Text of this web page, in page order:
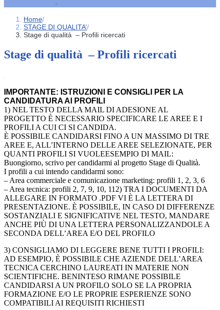
Home/
STAGE DI QUALITA’/
Stage di qualità – Profili ricercati
Stage di qualità – Profili ricercati
.
IMPORTANTE: ISTRUZIONI E CONSIGLI PER LA
CANDIDATURA AI PROFILI
1) NEL TESTO DELLA MAIL DI ADESIONE AL
PROGETTO È NECESSARIO SPECIFICARE LE AREE E I
PROFILI A CUI CI SI CANDIDA.
È POSSIBILE CANDIDARSI FINO A UN MASSIMO DI TRE
AREE E, ALL’INTERNO DELLE AREE SELEZIONATE, PER
QUANTI PROFILI SI VUOLEESEMPIO DI MAIL:
Buongiorno, scrivo per candidarmi al progetto Stage di Qualità.
I profili a cui intendo candidarmi sono:
– Area commerciale e comunicazione marketing: profili 1, 2, 3, 6
– Area tecnica: profili 2, 7, 9, 10, 112) TRA I DOCUMENTI DA
ALLEGARE IN FORMATO .PDF VI È LA LETTERA DI
PRESENTAZIONE. È POSSIBILE, IN CASO DI DIFFERENZE
SOSTANZIALI E SIGNIFICATIVE NEL TESTO, MANDARE
ANCHE PIÙ DI UNA LETTERA PERSONALIZZANDOLE A
SECONDA DELL’AREA E/O DEL PROFILO
3) CONSIGLIAMO DI LEGGERE BENE TUTTI I PROFILI:
AD ESEMPIO, È POSSIBILE CHE AZIENDE DELL’AREA
TECNICA CERCHINO LAUREATI IN MATERIE NON
SCIENTIFICHE. BENINTESO RIMANE POSSIBILE
CANDIDARSI A UN PROFILO SOLO SE LA PROPRIA
FORMAZIONE E/O LE PROPRIE ESPERIENZE SONO
COMPATIBILI AI REQUISITI RICHIESTI